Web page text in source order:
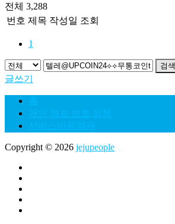
전체 3,288
번호 제목 작성일 조회
1
검색
글쓰기
홈
개인 정보 보호 정책
서비스이용약관
Copyright © 2026 jejupeople